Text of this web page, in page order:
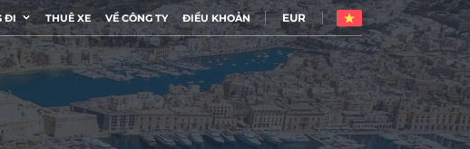
ĐI THUÊ XE VỀ CÔNG TY ĐIỀU KHOẢN EUR